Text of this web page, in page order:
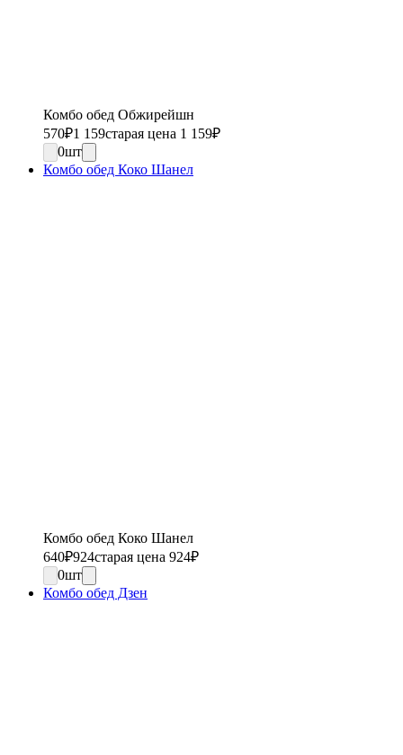
Комбо обед Обжирейшн
570₽1 159старая цена 1 159₽
0шт
Комбо обед Коко Шанел
Комбо обед Коко Шанел
640₽924старая цена 924₽
0шт
Комбо обед Дзен